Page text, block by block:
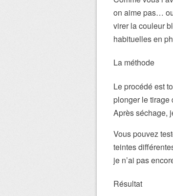
on aime pas…
virer la couleur
habituelles en
La méthode
Le procédé est
plonger le tirage
Après séchage,
Vous pouvez
teintes
je n’ai pas
Résultat